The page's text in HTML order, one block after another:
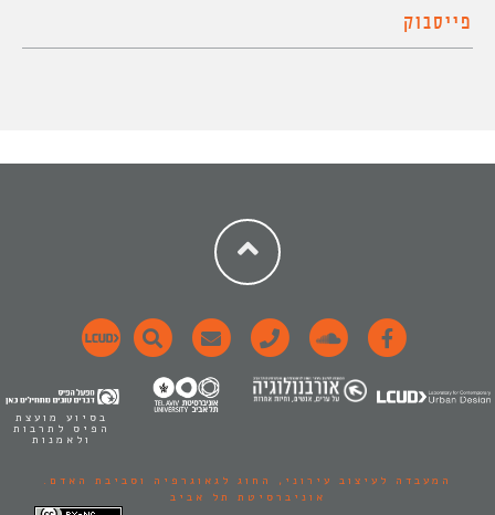
פייסבוק
בסיוע מועצת
הפיס לתרבות
ולאמנות
המעבדה לעיצוב עירוני,
החוג לגאוגרפיה וסביבת האדם.
אוניברסיטת תל אביב